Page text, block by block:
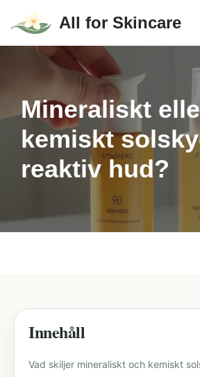
Hoppa
All for Skincare
Mineraliskt
kemiskt
reaktiv hud?
Innehåll
Vad skiljer mineraliskt och kemiskt